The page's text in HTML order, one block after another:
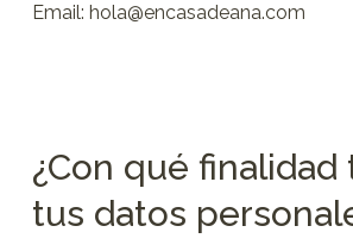
Email: hola@encasadeana.com
¿Con qué finalidad
tus datos